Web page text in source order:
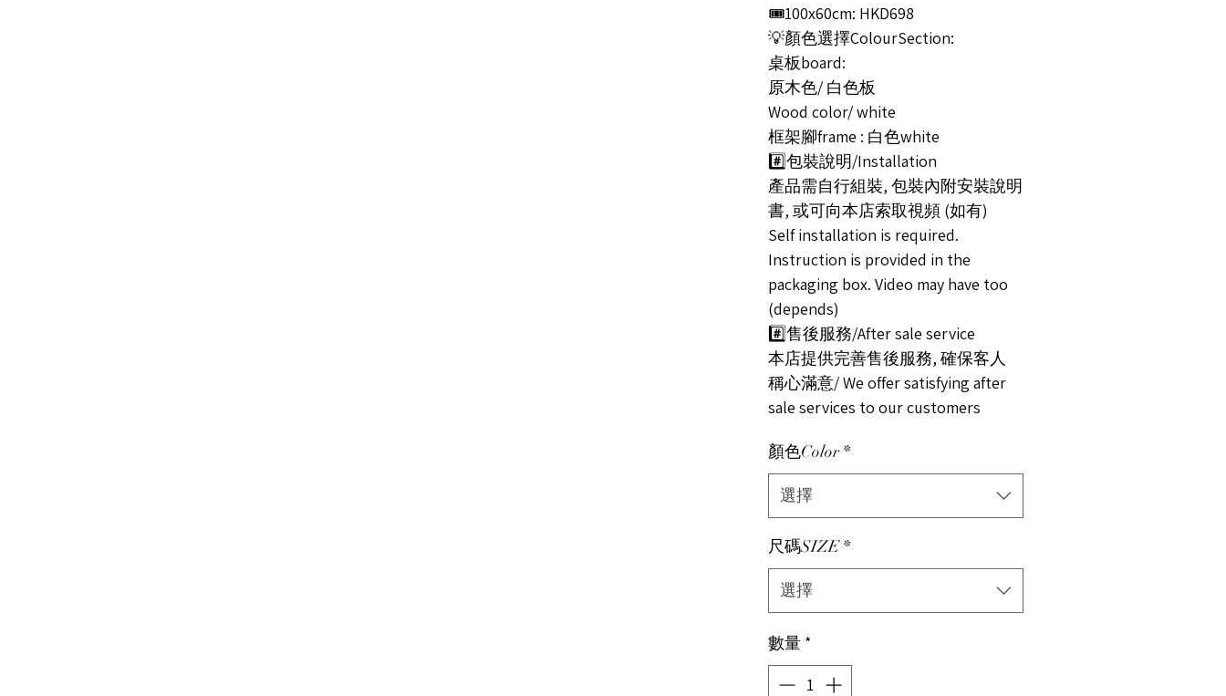
🎟️100x60cm: HKD698
💡顏色選擇ColourSection:
桌板board:
原木色/ 白色板
Wood color/ white
框架腳frame : 白色white
#️⃣包裝說明/Installation
產品需自行組裝, 包裝內附安裝說明
書, 或可向本店索取視頻 (如有)
Self installation is required.
Instruction is provided in the
packaging box. Video may have too
(depends)
#️⃣售後服務/After sale service
本店提供完善售後服務, 確保客人
稱心滿意/ We offer satisfying after
sale services to our customers
顏色Color *
選擇
尺碼SIZE *
選擇
數量 *